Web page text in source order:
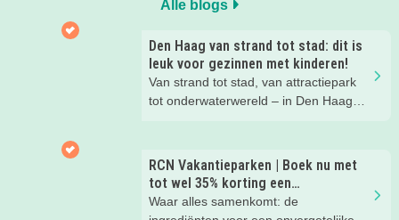
Alle blogs
Den Haag van strand tot stad: dit is
leuk voor gezinnen met kinderen!
Van strand tot stad, van attractiepark
tot onderwaterwereld – in Den Haag
ontspannen met een lekkere lunch op
het strand en een duik in zee. Heerlijk!
RCN Vakantieparken | Boek nu met
tot wel 35% korting een
zomervakantie!
Waar alles samenkomt: de